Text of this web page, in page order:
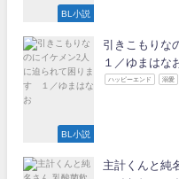
BL小説
BL小説
引きこもりな
１／ゆまはな
ハッピーエンド 溺愛
主計くんと純